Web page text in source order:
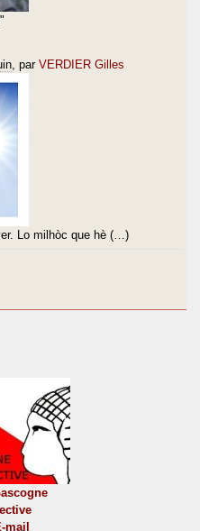
, par VERDIER Gilles
Lo milhòc que hè (…)
mail